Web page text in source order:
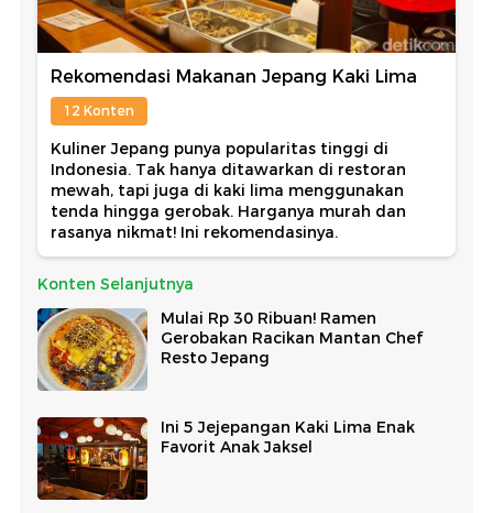
Rekomendasi Makanan Jepang Kaki Lima
12 Konten
Kuliner Jepang punya popularitas tinggi di
Indonesia. Tak hanya ditawarkan di restoran
mewah, tapi juga di kaki lima menggunakan
tenda hingga gerobak. Harganya murah dan
rasanya nikmat! Ini rekomendasinya.
Konten Selanjutnya
Mulai Rp 30 Ribuan! Ramen
Gerobakan Racikan Mantan Chef
Resto Jepang
Ini 5 Jejepangan Kaki Lima Enak
Favorit Anak Jaksel